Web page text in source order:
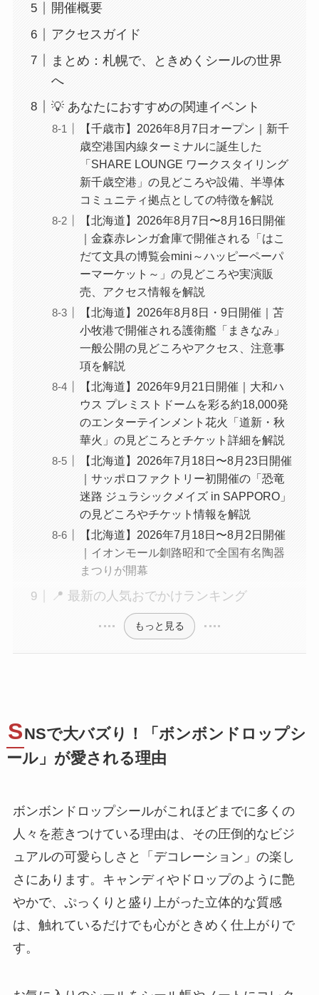
開催概要
アクセスガイド
まとめ：札幌で、ときめくシールの世界
へ
💡 あなたにおすすめの関連イベント
【千歳市】2026年8月7日オープン｜新千
歳空港国内線ターミナルに誕生した
「SHARE LOUNGE ワークスタイリング
新千歳空港」の見どころや設備、半導体
コミュニティ拠点としての特徴を解説
【北海道】2026年8月7日〜8月16日開催
｜金森赤レンガ倉庫で開催される「はこ
だて文具の博覧会mini～ハッピーペーパ
ーマーケット～」の見どころや実演販
売、アクセス情報を解説
【北海道】2026年8月8日・9日開催｜苫
小牧港で開催される護衛艦「まきなみ」
一般公開の見どころやアクセス、注意事
項を解説
【北海道】2026年9月21日開催｜大和ハ
ウス プレミストドームを彩る約18,000発
のエンターテインメント花火「道新・秋
華火」の見どころとチケット詳細を解説
【北海道】2026年7月18日〜8月23日開催
｜サッポロファクトリー初開催の「恐竜
迷路 ジュラシックメイズ in SAPPORO」
の見どころやチケット情報を解説
【北海道】2026年7月18日〜8月2日開催
｜イオンモール釧路昭和で全国有名陶器
まつりが開幕
📍 最新の人気おでかけランキング
もっと見る
SNSで大バズり！「ボンボンドロップシ
ール」が愛される理由
ボンボンドロップシールがこれほどまでに多くの
人々を惹きつけている理由は、その圧倒的なビジ
ュアルの可愛らしさと「デコレーション」の楽し
さにあります。キャンディやドロップのように艶
やかで、ぷっくりと盛り上がった立体的な質感
は、触れているだけでも心がときめく仕上がりで
す。